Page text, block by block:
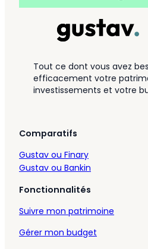
Tout ce dont vous avez
efficacement votre
investissements et votre
Comparatifs
Gustav ou Finary
Gustav ou Bankin
Fonctionnalités
Suivre mon patrimoine
Gérer mon budget